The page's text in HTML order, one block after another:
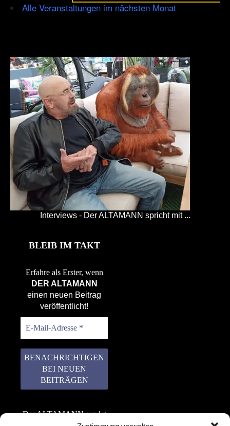
Alle Veranstaltungen im nächsten Monat
Interviews - Der ALTAMANN spricht mit ...
BLEIB IM TAKT
Erfahre als Erster, wenn
DER ALTAMANN
einen neuen Beitrag
veröffentlicht!
Der ALTAMANN sendet